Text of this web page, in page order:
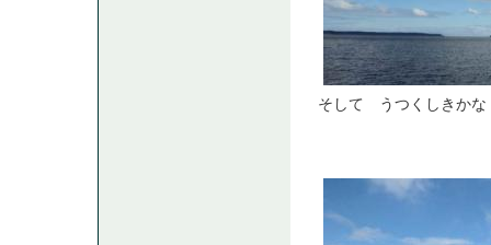
そして うつくしきかな